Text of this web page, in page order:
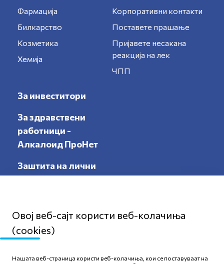
Фармација
Билкарство
Козметика
Хемија
Корпоративни контакти
Поставете прашање
Пријавете несакана
реакција на лек
ЧПП
За инвеститори
За здравствени
работници -
Алкалоид ПроНет
Заштита на лични
податоци
Политика за приватност
Овој веб-сајт користи веб-колачиња
(cookies)
Нашата веб-страница користи веб-колачиња, кои се поставуваат на